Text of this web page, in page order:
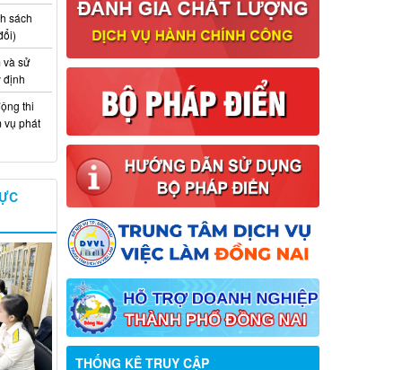
THỐNG KÊ TRUY CẬP
Thông báo về việc tuyển dụng viên
chức năm 2026
Thông báo tuyển chọn tổ chức và cá
sách
và sử
định
thi
vụ phát